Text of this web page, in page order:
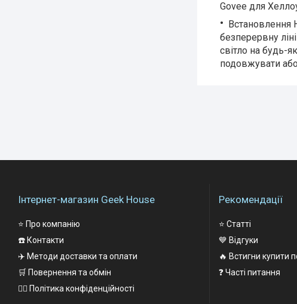
Govee для
Встановлення
безперервну
світло на будь-
подовжувати
Інтернет-магазин Geek House
⭐ Про компанію
☎️ Контакти
✈️ Методи доставки та оплати
🛒 Повернення та обмін
👨‍✈️ Політика конфіденційності
Рекомендації
⭐ Статті
💙 Відгуки
🔥 Встигни купити
❓ Часті питання